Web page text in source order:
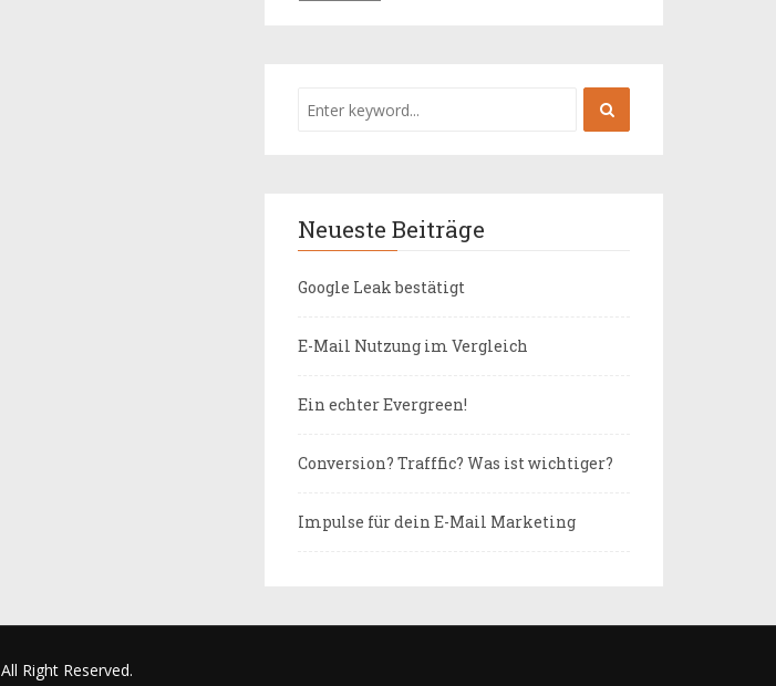
Neueste Beiträge
Google Leak bestätigt
E-Mail Nutzung im Vergleich
Ein echter Evergreen!
Conversion? Trafffic? Was ist wichtiger?
Impulse für dein E-Mail Marketing
All Right Reserved.